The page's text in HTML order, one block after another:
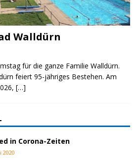
Walldürn
für die ganze Familie Walldürn.
feiert 95-jähriges Bestehen. Am
[…]
in Corona-Zeiten
2020